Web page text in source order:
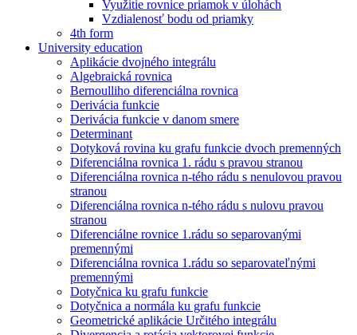
Využitie rovnice priamok v úlohách
Vzdialenosť bodu od priamky
4th form
University education
Aplikácie dvojného integrálu
Algebraická rovnica
Bernoulliho diferenciálna rovnica
Derivácia funkcie
Derivácia funkcie v danom smere
Determinant
Dotyková rovina ku grafu funkcie dvoch premenných
Diferenciálna rovnica 1. rádu s pravou stranou
Diferenciálna rovnica n-tého rádu s nenulovou pravou
stranou
Diferenciálna rovnica n-tého rádu s nulovu pravou
stranou
Diferenciálne rovnice 1.rádu so separovanými
premennými
Diferenciálna rovnica 1.rádu so separovateľnými
premennými
Dotyčnica ku grafu funkcie
Dotyčnica a normála ku grafu funkcie
Geometrické aplikácie Určitého integrálu